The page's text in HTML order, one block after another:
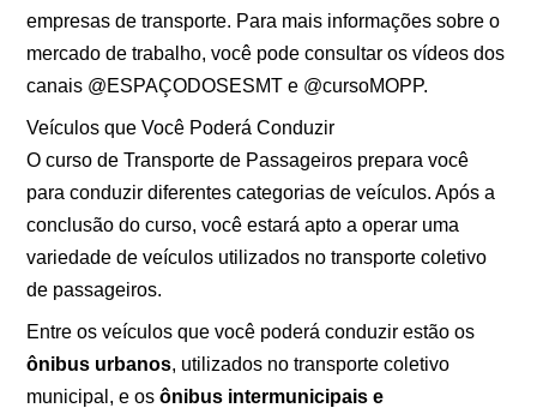
empresas de transporte. Para mais informações sobre o
mercado de trabalho, você pode consultar os vídeos dos
canais @ESPAÇODOSESMT e @cursoMOPP.
Veículos que Você Poderá Conduzir
O curso de Transporte de Passageiros prepara você
para conduzir diferentes categorias de veículos. Após a
conclusão do curso, você estará apto a operar uma
variedade de veículos utilizados no transporte coletivo
de passageiros.
Entre os veículos que você poderá conduzir estão os
ônibus urbanos, utilizados no transporte coletivo
municipal, e osônibus intermunicipais e